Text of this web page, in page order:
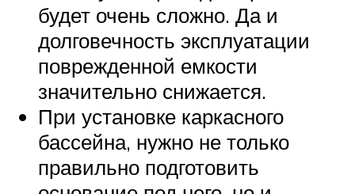
будет очень сложно. Да и
долговечность эксплуатации
поврежденной емкости
значительно снижается.
При установке каркасного
бассейна, нужно не только
правильно подготовить